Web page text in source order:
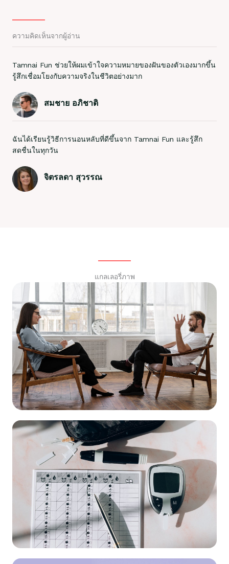
ความคิดเห็นจากผู้อ่าน
Tamnai Fun ช่วยให้ผมเข้าใจความหมายของฝันของตัวเองมากขึ้น
รู้สึกเชื่อมโยงกับความจริงในชีวิตอย่างมาก
สมชาย อภิชาติ
ฉันได้เรียนรู้วิธีการนอนหลับที่ดีขึ้นจาก Tamnai Fun และรู้สึก
สดชื่นในทุกวัน
จิตรลดา สุวรรณ
แกลเลอรี่ภาพ